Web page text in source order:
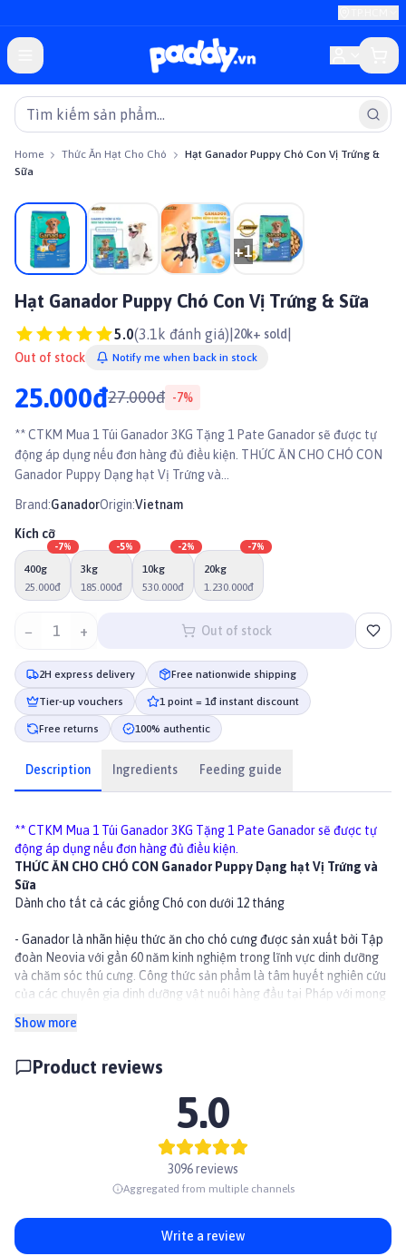
Home Thức Ăn Hạt Cho Chó
Hạt Ganador Puppy Chó Con Vị Trứng &
Sữa
On sale
+1
Hạt Ganador Puppy Chó Con Vị Trứng & Sữa
5.0(3.1k đánh giá) 20k+ sold
Out of stock Notify me when back in stock
25.000đ27.000đ -7%
** CTKM Mua 1 Túi Ganador 3KG Tặng 1 Pate Ganador sẽ được tự
động áp dụng nếu đơn hàng đủ điều kiện. THỨC ĂN CHO CHÓ CON
Ganador Puppy Dạng hạt Vị Trứng và...
Brand:GanadorOrigin:Vietnam
Kích cỡ
400g
25.000đ
-7%
3kg
185.000đ
-5%
10kg
530.000đ
-2%
20kg
1.230.000đ
-7%
− 1 + Out of stock
2H express delivery Free nationwide shipping
Tier-up vouchers 1 point = 1đ instant discount
Free returns 100% authentic
Description Ingredients Feeding guide
** CTKM Mua 1 Túi Ganador 3KG Tặng 1 Pate Ganador sẽ được tự
động áp dụng nếu đơn hàng đủ điều kiện.
THỨC ĂN CHO CHÓ CON Ganador Puppy Dạng hạt Vị Trứng và
Sữa
Dành cho tất cả các giống Chó con dưới 12 tháng
- Ganador là nhãn hiệu thức ăn cho chó cưng được sản xuất bởi Tập
đoàn Neovia với gần 60 năm kinh nghiệm trong lĩnh vực dinh dưỡng
và chăm sóc thú cưng. Công thức sản phẩm là tâm huyết nghiên cứu
của các chuyên gia dinh dưỡng vật nuôi hàng đầu tại Pháp với mong
đủ nhất, giúp chúng có một cuộc sống thật khỏe mạnh và năng động.
chất lượng cao như thịt thật và gạo/cơm, tuân thủ nghiêm ngặt hệ
- Sản phẩm Ganador đảm bảo chó cưng được nuôi dưỡng đầy đủ cả
về thể chất lẫn tinh thần để chúng luôn có một cuộc sống mạnh
khỏe, dài lâu và hạnh phúc bên bạn.
- Chứa các vitamin giúp tăng cường đề kháng tự nhiên cho chó con
- Công thức cân bằng protein, canxi và phốt pho giúp phát triển
- Ganador chứa các thành phần giúp cải thiện vấn đề tiêu hoá nhạy
cảm của chó
Show more
Product reviews
5.0
3096 reviews
Aggregated from multiple channels
Write a review